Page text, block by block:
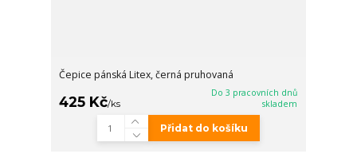
Čepice pánská Litex, černá pruhovaná
425 Kč/ks
Do 3 pracovních dnů
skladem
Přidat do košíku